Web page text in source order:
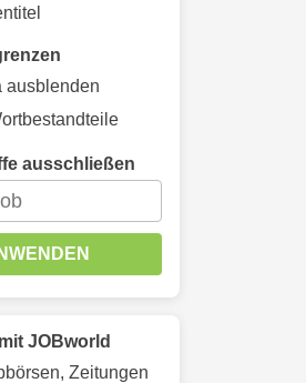
ausblenden
ausschließen
JOBworld
Zeitungen